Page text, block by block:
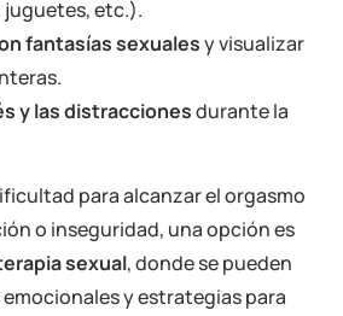
juguetes, etc.).
fantasías sexualesy visualizar
y las distraccionesdurante la
para alcanzar el orgasmo
o inseguridad, una opción es
sexual, donde se pueden
y estrategias para